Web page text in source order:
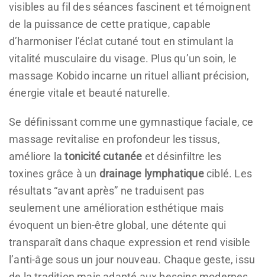
visibles au fil des séances fascinent et témoignent
de la puissance de cette pratique, capable
d’harmoniser l’éclat cutané tout en stimulant la
vitalité musculaire du visage. Plus qu’un soin, le
massage Kobido incarne un rituel alliant précision,
énergie vitale et beauté naturelle.
Se définissant comme une gymnastique faciale, ce
massage revitalise en profondeur les tissus,
améliore latonicité cutanée et désinfiltre les
toxines grâce à un drainage lymphatiqueciblé. Les
résultats “avant après” ne traduisent pas
seulement une amélioration esthétique mais
évoquent un bien-être global, une détente qui
transparaît dans chaque expression et rend visible
l’anti-âge sous un jour nouveau. Chaque geste, issu